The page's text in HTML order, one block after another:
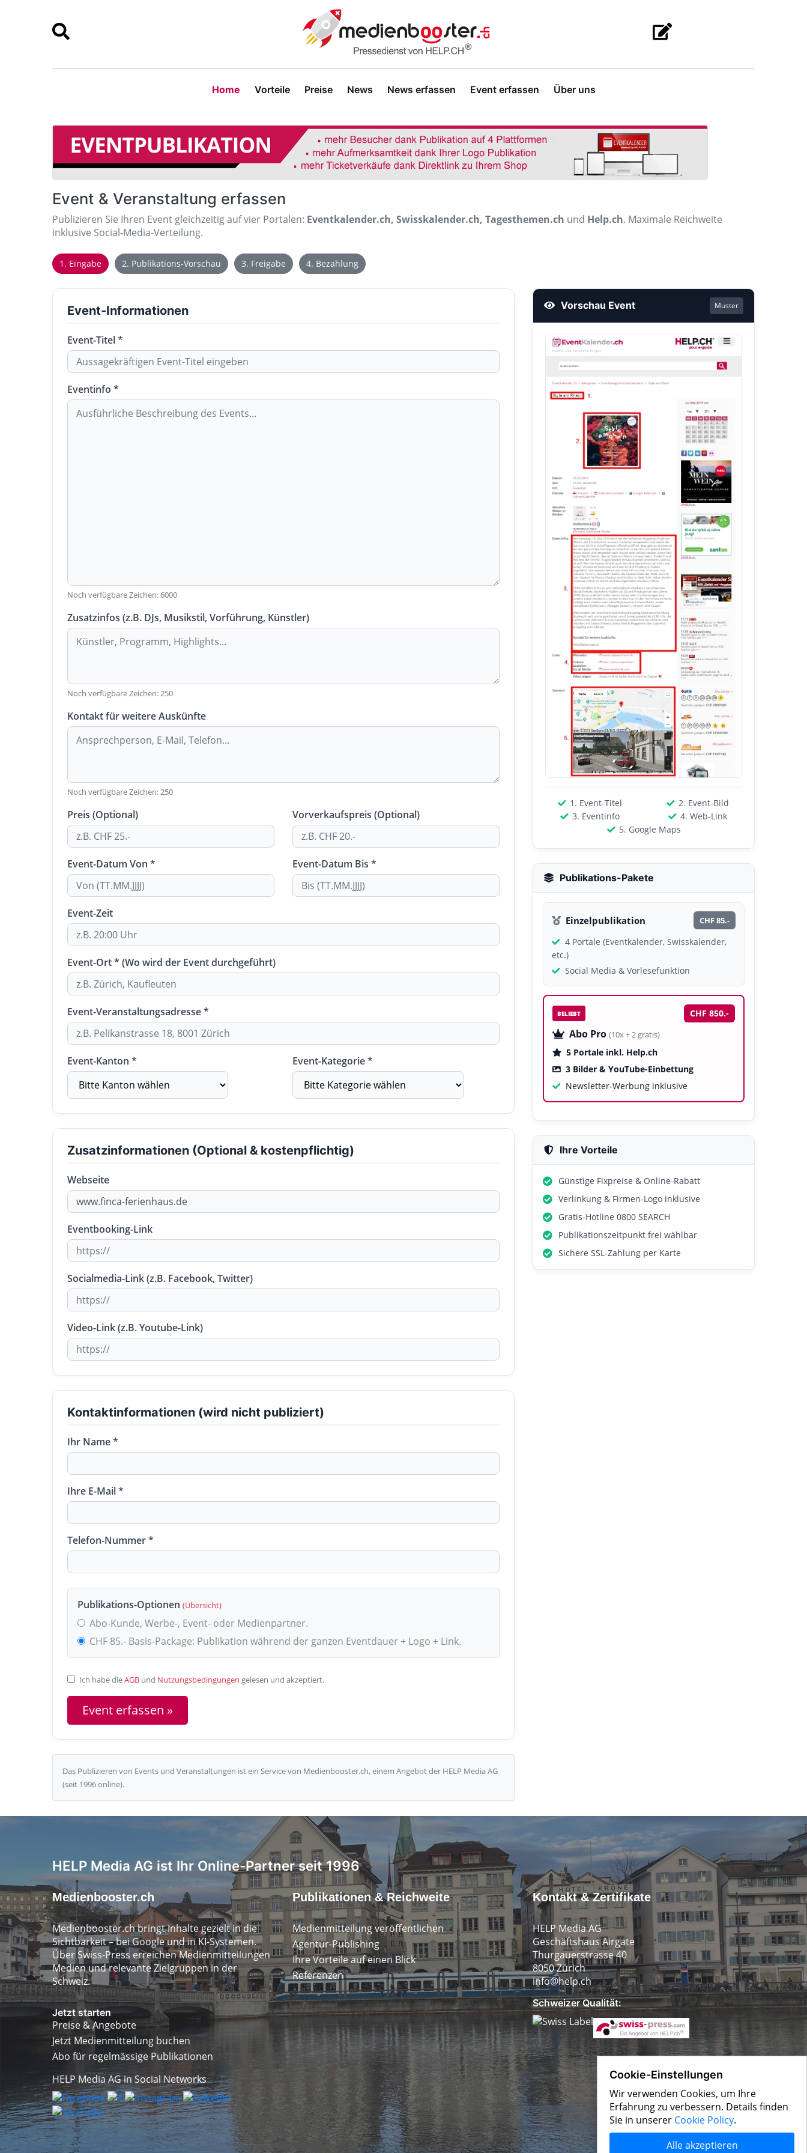
Home Vorteile Preise News News erfassen Event erfassen Über uns
Event & Veranstaltung erfassen
Publizieren Sie Ihren Event gleichzeitig auf vier Portalen: Eventkalender.ch, Swisskalender.ch, Tagesthemen.ch und Help.ch. Maximale Reichweite
inklusive Social-Media-Verteilung.
1. Eingabe 2. Publikations-Vorschau 3. Freigabe 4. Bezahlung
Event-Informationen
Event-Titel *
Eventinfo *
Noch verfügbare Zeichen:6000
Zusatzinfos (z.B. DJs, Musikstil, Vorführung, Künstler)
Noch verfügbare Zeichen:250
Kontakt für weitere Auskünfte
Noch verfügbare Zeichen:250
Preis (Optional) Vorverkaufspreis (Optional)
Event-Datum Von * Event-Datum Bis *
Event-Zeit
Event-Ort * (Wo wird der Event durchgeführt)
Event-Veranstaltungsadresse *
Event-Kanton * Event-Kategorie *
Zusatzinformationen (Optional & kostenpflichtig)
Webseite
Eventbooking-Link
Socialmedia-Link (z.B. Facebook, Twitter)
Video-Link (z.B. Youtube-Link)
Kontaktinformationen (wird nicht publiziert)
Ihr Name *
Ihre E-Mail *
Telefon-Nummer *
Publikations-Optionen (Übersicht)
Abo-Kunde, Werbe-, Event- oder Medienpartner.
CHF 85.- Basis-Package: Publikation während der ganzen Eventdauer + Logo + Link.
Ich habe dieAGB und Nutzungsbedingungen gelesen und akzeptiert.
Das Publizieren von Events und Veranstaltungen ist ein Service von Medienbooster.ch, einem Angebot der HELP Media AG
(seit 1996 online).
Vorschau Event Muster
1. Event-Titel
2. Event-Bild
3. Eventinfo
4. Web-Link
5. Google Maps
Publikations-Pakete
Einzelpublikation CHF 85.-
4 Portale (Eventkalender, Swisskalender,
etc.)
Social Media & Vorlesefunktion
BELIEBT CHF 850.-
Abo Pro (10x + 2 gratis)
5 Portale inkl. Help.ch
3 Bilder & YouTube-Einbettung
Newsletter-Werbung inklusive
Ihre Vorteile
Günstige Fixpreise & Online-Rabatt
Verlinkung & Firmen-Logo inklusive
Gratis-Hotline 0800 SEARCH
Publikationszeitpunkt frei wählbar
Sichere SSL-Zahlung per Karte
HELP Media AG ist Ihr Online-Partner seit 1996
Medienbooster.ch
Medienbooster.ch bringt Inhalte gezielt in die
Sichtbarkeit – bei Google und in KI-Systemen.
Über Swiss-Press erreichen Medienmitteilungen
Medien und relevante Zielgruppen in der
Schweiz.
Jetzt starten
Preise & Angebote
Jetzt Medienmitteilung buchen
Abo für regelmässige Publikationen
HELP Media AG in Social Networks
Publikationen & Reichweite
Medienmitteilung veröffentlichen
Agentur-Publishing
Ihre Vorteile auf einen Blick
Referenzen
Kontakt & Zertifikate
HELP Media AG
Geschäftshaus Airgate
Thurgauerstrasse 40
8050 Zürich
info@help.ch
Schweizer Qualität:
Cookie-Einstellungen
Wir verwenden Cookies, um Ihre
Erfahrung zu verbessern. Details finden
Sie in unserer Cookie Policy.
Alle akzeptieren